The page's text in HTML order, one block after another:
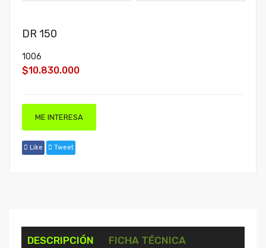
DR 150
1006
$10.830.000
ME INTERESA
Like Tweet
DESCRIPCIÓN FICHA TÉCNICA